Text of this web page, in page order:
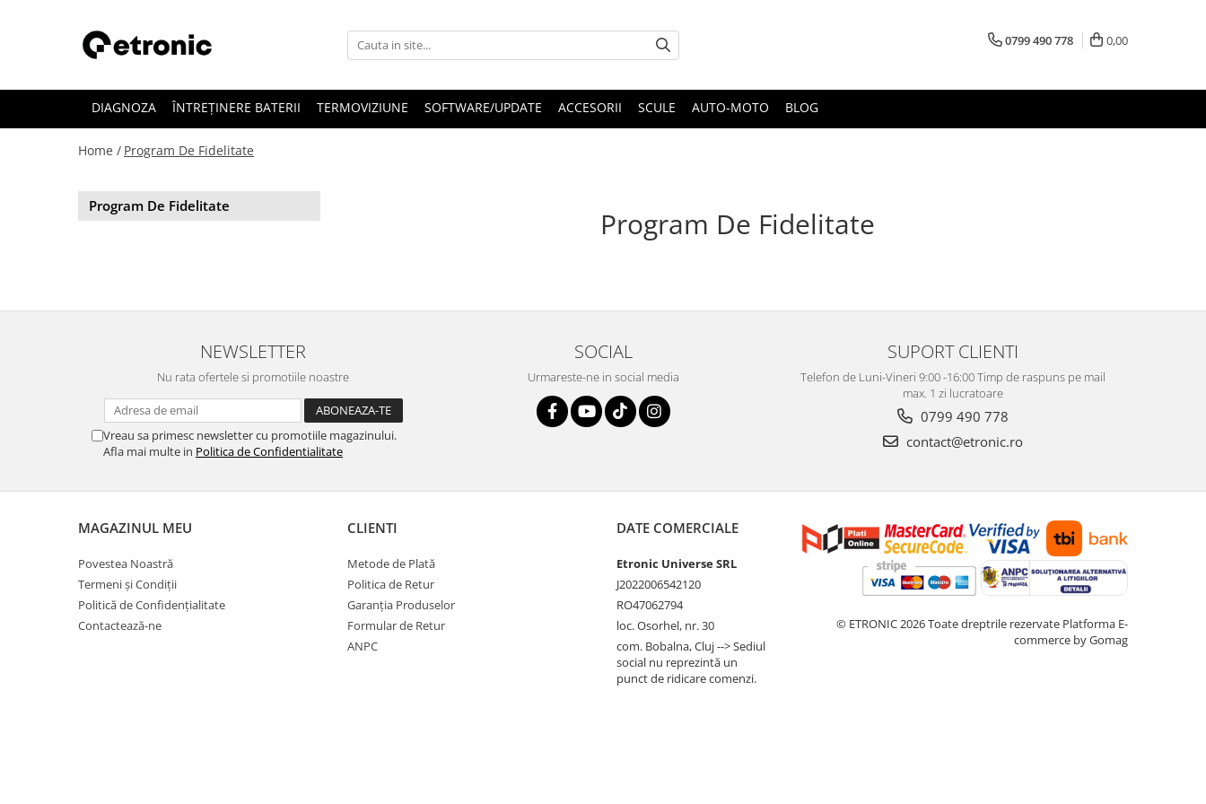
0799 490 778 0,00
DIAGNOZA ÎNTREȚINERE BATERII TERMOVIZIUNE SOFTWARE/UPDATE ACCESORII SCULE AUTO-MOTO BLOG
Home / Program De Fidelitate
Program De Fidelitate
Program De Fidelitate
NEWSLETTER
Nu rata ofertele si promotiile noastre
Vreau sa primesc newsletter cu promotiile magazinului.
Afla mai multe in Politica de Confidentialitate
SOCIAL
Urmareste-ne in social media
SUPORT CLIENTI
Telefon de Luni-Vineri 9:00 -16:00 Timp de raspuns pe mail
max. 1 zi lucratoare
0799 490 778
contact@etronic.ro
MAGAZINUL MEU
Povestea Noastră
Termeni și Condiții
Politică de Confidențialitate
Contactează-ne
CLIENTI
Metode de Plată
Politica de Retur
Garanția Produselor
Formular de Retur
ANPC
DATE COMERCIALE
Etronic Universe SRL
J2022006542120
RO47062794
loc. Osorhel, nr. 30
com. Bobalna, Cluj --> Sediul
social nu reprezintă un
punct de ridicare comenzi.
© ETRONIC 2026 Toate dreptrile rezervate Platforma E-
commerce by Gomag